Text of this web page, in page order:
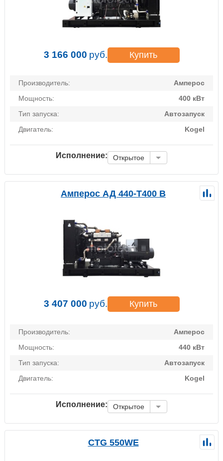
3 166 000 руб. Купить
Производитель:
Амперос
Мощность:
400 кВт
Тип запуска:
Автозапуск
Двигатель:
Kogel
Исполнение: Открытое
Амперос АД 440-Т400 B
3 407 000 руб. Купить
Производитель:
Амперос
Мощность:
440 кВт
Тип запуска:
Автозапуск
Двигатель:
Kogel
Исполнение: Открытое
CTG 550WE